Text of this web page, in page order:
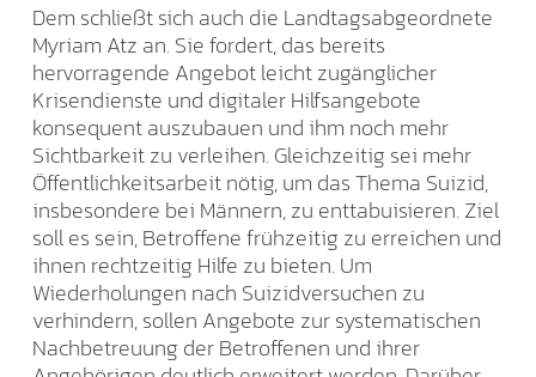
Dem schließt sich auch die Landtagsabgeordnete
Myriam Atz an. Sie fordert, das bereits
hervorragende Angebot leicht zugänglicher
Krisendienste und digitaler Hilfsangebote
konsequent auszubauen und ihm noch mehr
Sichtbarkeit zu verleihen. Gleichzeitig sei mehr
Öffentlichkeitsarbeit nötig, um das Thema Suizid,
insbesondere bei Männern, zu enttabuisieren. Ziel
soll es sein, Betroffene frühzeitig zu erreichen und
ihnen rechtzeitig Hilfe zu bieten. Um
Wiederholungen nach Suizidversuchen zu
verhindern, sollen Angebote zur systematischen
Nachbetreuung der Betroffenen und ihrer